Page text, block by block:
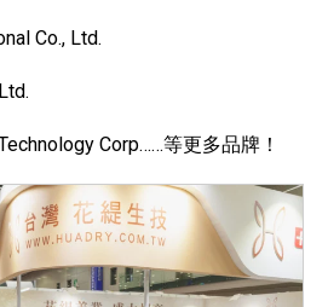
Co., Ltd.
Corp……等更多品牌！